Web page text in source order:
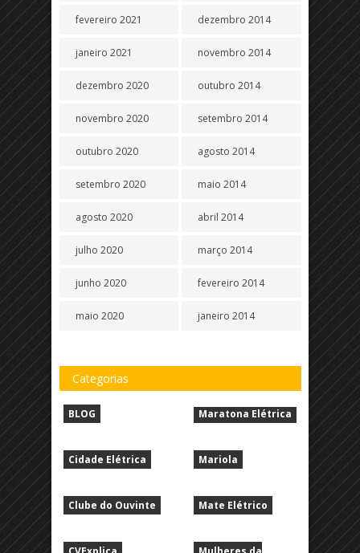
fevereiro 2021
janeiro 2021
dezembro 2020
novembro 2020
outubro 2020
setembro 2020
agosto 2020
julho 2020
junho 2020
maio 2020
dezembro 2014
novembro 2014
outubro 2014
setembro 2014
agosto 2014
maio 2014
abril 2014
março 2014
fevereiro 2014
janeiro 2014
Categorias
BLOG
Cidade Elétrica
Clube do Ouvinte
Maratona Elétrica
Mariola
Mate Elétrico